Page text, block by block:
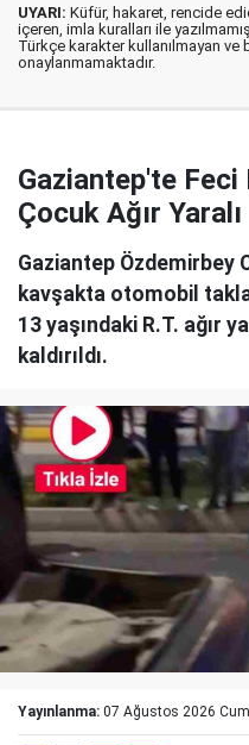
UYARI: Küfür, hakaret, rencide
içeren, imla kuralları ile yazılmamış,
Türkçe karakter kullanılmayan ve
onaylanmamaktadır.
Gaziantep'te Feci
Çocuk Ağır Yaralı
Gaziantep Özdemirbey
kavşakta otomobil
13 yaşındaki R.T. ağır
kaldırıldı.
Yayınlanma: 07 Ağustos 2026